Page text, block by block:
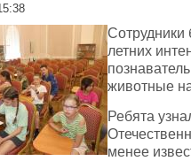
Сотрудники
летних
животные
Ребята
менее